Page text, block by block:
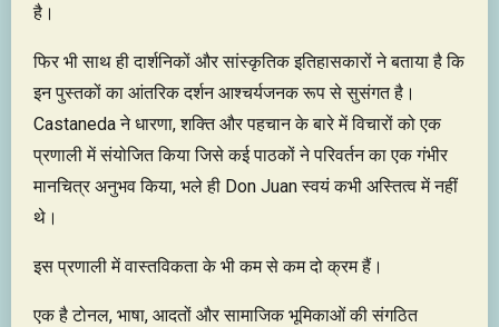
है।
फिर भी साथ ही दार्शनिकों और सांस्कृतिक इतिहासकारों ने बताया है कि
इन पुस्तकों का आंतरिक दर्शन आश्चर्यजनक रूप से सुसंगत है।
Castaneda ने धारणा, शक्ति और पहचान के बारे में विचारों को एक
प्रणाली में संयोजित किया जिसे कई पाठकों ने परिवर्तन का एक गंभीर
मानचित्र अनुभव किया, भले ही Don Juan स्वयं कभी अस्तित्व में नहीं
थे।
इस प्रणाली में वास्तविकता के भी कम से कम दो क्रम हैं।
एक है टोनल, भाषा, आदतों और सामाजिक भूमिकाओं की संगठित